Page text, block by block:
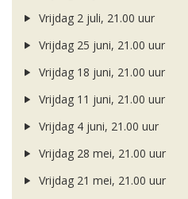
Vrijdag 2 juli, 21.00 uur
Vrijdag 25 juni, 21.00 uur
Vrijdag 18 juni, 21.00 uur
Vrijdag 11 juni, 21.00 uur
Vrijdag 4 juni, 21.00 uur
Vrijdag 28 mei, 21.00 uur
Vrijdag 21 mei, 21.00 uur